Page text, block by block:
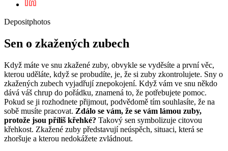
Depositphotos
Sen o zkažených zubech
Když máte ve snu zkažené zuby, obvykle se vyděsíte a první věc,
kterou uděláte, když se probudíte, je, že si zuby zkontrolujete. Sny o
zkažených zubech vyjadřují znepokojení. Když vám ve snu někdo
dává váš chrup do pořádku, znamená to, že potřebujete pomoc.
Pokud se ji rozhodnete přijmout, podvědomě tím souhlasíte, že na
sobě musíte pracovat. Zdálo se vám, že se vám lámou zuby,
protože jsou příliš křehké? Takový sen symbolizuje citovou
křehkost. Zkažené zuby představují neúspěch, situaci, která se
zhoršuje a kterou nedokážete zvládnout.